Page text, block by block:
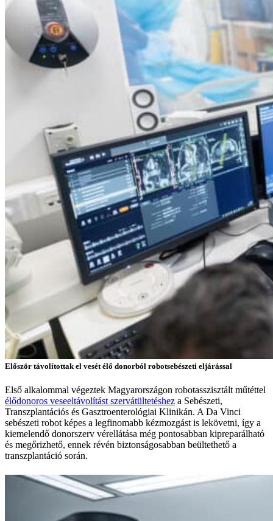
Először távolítottak el vesét élő donorból robotsebészeti eljárással
Első alkalommal végeztek Magyarországon robotasszisztált műtéttel
élődonoros veseeltávolítást szervátültetéshez a Sebészeti,
Transzplantációs és Gasztroenterológiai Klinikán. A Da Vinci
sebészeti robot képes a legfinomabb kézmozgást is lekövetni, így a
kiemelendő donorszerv vérellátása még pontosabban kipreparálható
és megőrizhető, ennek révén biztonságosabban beültethető a
transzplantáció során.